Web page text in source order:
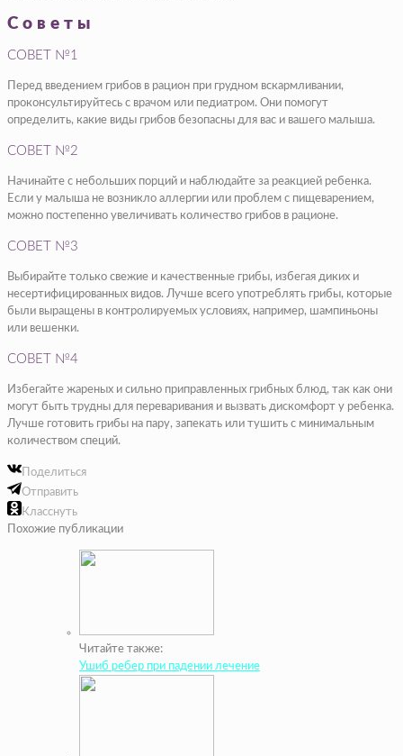
Советы
СОВЕТ №1
Перед введением грибов в рацион при грудном вскармливании,
проконсультируйтесь с врачом или педиатром. Они помогут
определить, какие виды грибов безопасны для вас и вашего малыша.
СОВЕТ №2
Начинайте с небольших порций и наблюдайте за реакцией ребенка.
Если у малыша не возникло аллергии или проблем с пищеварением,
можно постепенно увеличивать количество грибов в рационе.
СОВЕТ №3
Выбирайте только свежие и качественные грибы, избегая диких и
несертифицированных видов. Лучше всего употреблять грибы, которые
были выращены в контролируемых условиях, например, шампиньоны
или вешенки.
СОВЕТ №4
Избегайте жареных и сильно приправленных грибных блюд, так как они
могут быть трудны для переваривания и вызвать дискомфорт у ребенка.
Лучше готовить грибы на пару, запекать или тушить с минимальным
количеством специй.
Поделиться
Отправить
Класснуть
Похожие публикации
Читайте также:
Ушиб ребер при падении лечение